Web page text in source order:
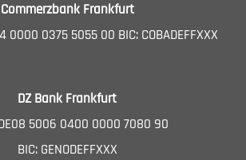
Commerzbank Frankfurt
0000 0375 5055 00 BIC: COBADEFFXXX
DZ Bank Frankfurt
5006 0400 0000 7080 90
BIC: GENODEFFXXX